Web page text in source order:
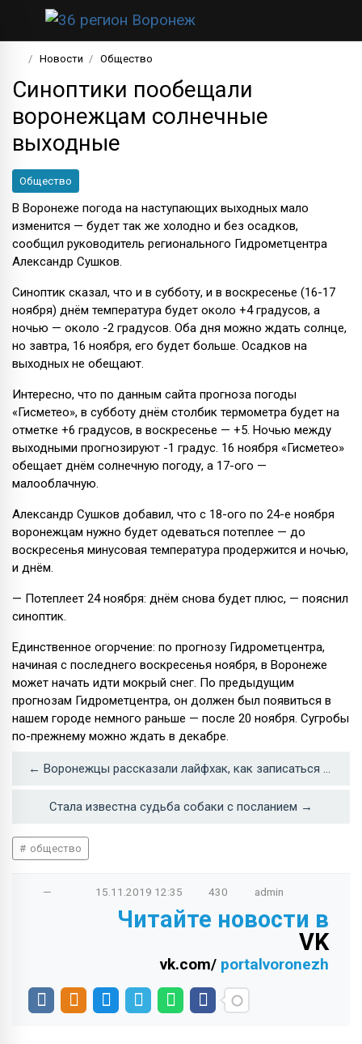
Новости Общество
Синоптики пообещали
воронежцам солнечные
выходные
Общество
В Воронеже погода на наступающих выходных мало
изменится — будет так же холодно и без осадков,
сообщил руководитель регионального Гидрометцентра
Александр Сушков.
Синоптик сказал, что и в субботу, и в воскресенье (16-17
ноября) днём температура будет около +4 градусов, а
ночью — около -2 градусов. Оба дня можно ждать солнце,
но завтра, 16 ноября, его будет больше. Осадков на
выходных не обещают.
Интересно, что по данным сайта прогноза погоды
«Гисметео», в субботу днём столбик термометра будет на
отметке +6 градусов, в воскресенье — +5. Ночью между
выходными прогнозируют -1 градус. 16 ноября «Гисметео»
обещает днём солнечную погоду, а 17-ого —
малооблачную.
Александр Сушков добавил, что с 18-ого по 24-е ноября
воронежцам нужно будет одеваться потеплее — до
воскресенья минусовая температура продержится и ночью,
и днём.
— Потеплеет 24 ноября: днём снова будет плюс, — пояснил
синоптик.
Единственное огорчение: по прогнозу Гидрометцентра,
начиная с последнего воскресенья ноября, в Воронеже
может начать идти мокрый снег. По предыдущим
прогнозам Гидрометцентра, он должен был появиться в
нашем городе немного раньше — после 20 ноября. Сугробы
по-прежнему можно ждать в декабре.
← Воронежцы рассказали лайфхак, как записаться к врачу в поликлинику
Стала известна судьба собаки с посланием →
общество
— 15.11.2019 12:35 430 admin
Читайте новости в
VK
vk.com/ portalvoronezh